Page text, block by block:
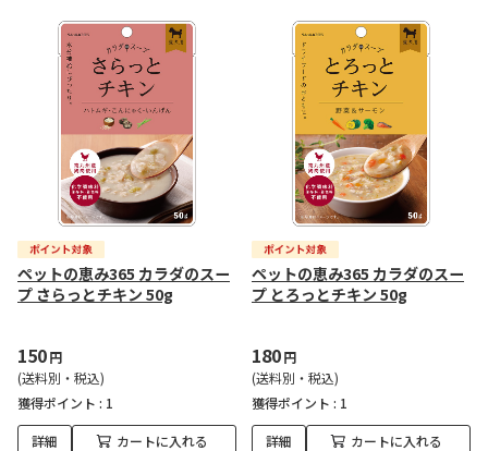
ペットの恵み365 カラダのスー
プ さらっとチキン 50g
150円
(送料別・税込)
獲得ポイント : 1
詳細 カートに入れる
ペットの恵み365 カラダのスー
プ とろっとチキン 50g
180円
(送料別・税込)
獲得ポイント : 1
詳細 カートに入れる